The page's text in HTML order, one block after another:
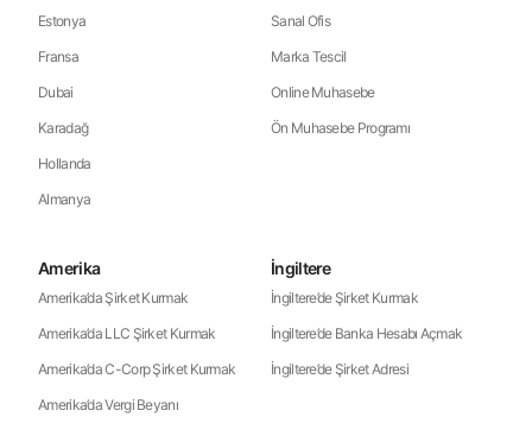
Estonya
Fransa
Dubai
Karadağ
Hollanda
Almanya
Sanal Ofis
Marka Tescil
Online Muhasebe
Ön Muhasebe Programı
Amerika
Amerika’da Şirket Kurmak
Amerika’da LLC Şirket Kurmak
Amerika’da C-Corp Şirket Kurmak
Amerika’da Vergi Beyanı
İngiltere
İngiltere’de Şirket Kurmak
İngiltere’de Banka Hesabı Açmak
İngiltere’de Şirket Adresi